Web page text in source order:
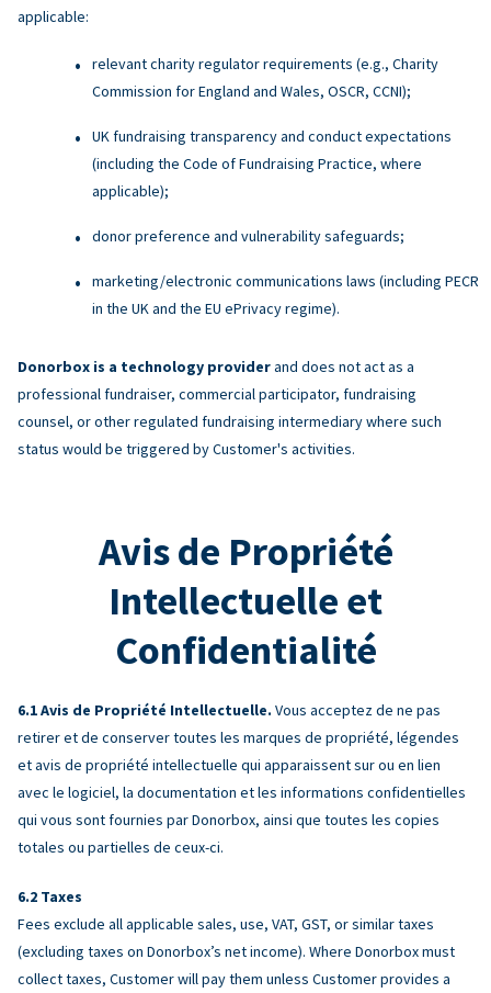
applicable:
relevant charity regulator requirements (e.g., Charity
Commission for England and Wales, OSCR, CCNI);
UK fundraising transparency and conduct expectations
(including the Code of Fundraising Practice, where
applicable);
donor preference and vulnerability safeguards;
marketing/electronic communications laws (including PECR
in the UK and the EU ePrivacy regime).
Donorbox is a technology providerand does not act as a
professional fundraiser, commercial participator, fundraising
counsel, or other regulated fundraising intermediary where such
status would be triggered by Customer's activities.
Avis de Propriété
Intellectuelle et
Confidentialité
Avis de Propriété Intellectuelle. Vous acceptez de ne pas
retirer et de conserver toutes les marques de propriété, légendes
et avis de propriété intellectuelle qui apparaissent sur ou en lien
avec le logiciel, la documentation et les informations confidentielles
qui vous sont fournies par Donorbox, ainsi que toutes les copies
totales ou partielles de ceux-ci.
Taxes
Fees exclude all applicable sales, use, VAT, GST, or similar taxes
(excluding taxes on Donorbox’s net income). Where Donorbox must
collect taxes, Customer will pay them unless Customer provides a